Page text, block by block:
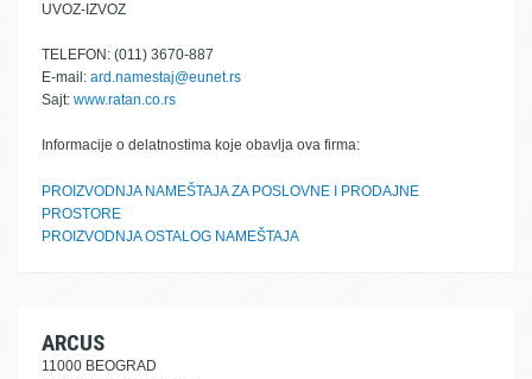
UVOZ-IZVOZ
TELEFON: (011) 3670-887
E-mail: ard.namestaj@eunet.rs
Sajt: www.ratan.co.rs
Informacije o delatnostima koje obavlja ova firma:
PROIZVODNJA NAMEŠTAJA ZA POSLOVNE I PRODAJNE
PROSTORE
PROIZVODNJA OSTALOG NAMEŠTAJA
ARCUS
11000 BEOGRAD